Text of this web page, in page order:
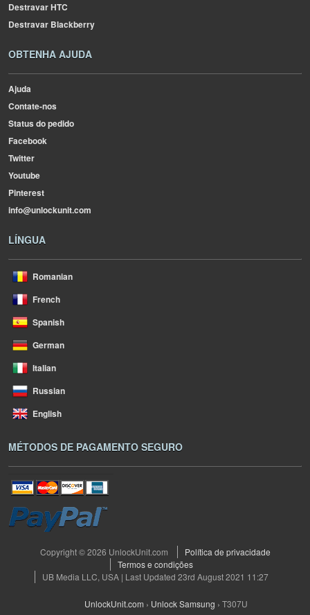
Destravar HTC
Destravar Blackberry
OBTENHA AJUDA
Ajuda
Contate-nos
Status do pedido
Facebook
Twitter
Youtube
Pinterest
info@unlockunit.com
LÍNGUA
Romanian
French
Spanish
German
Italian
Russian
English
MÉTODOS DE PAGAMENTO SEGURO
Copyright © 2026 UnlockUnit.com
Política de privacidade
Termos e condições
UB Media LLC, USA | Last Updated 23rd August 2021 11:27
UnlockUnit.com › Unlock Samsung › T307U